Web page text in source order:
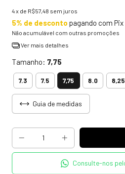
4x de R$57,48 sem juros
5% de desconto pagando com Pix
Não acumulável com outras promoções
Ver mais detalhes
Tamanho: 7,75
7.3 7.5 7,75 8.0 8,25
Guia de medidas
Consulte-nos